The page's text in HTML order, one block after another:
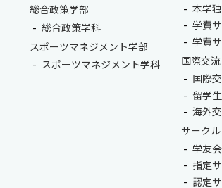
総合政策学部
総合政策学科
スポーツマネジメント学部
スポーツマネジメント学科
本学
学費
学費
国際交流
国際
留学
海外
サークル
学友
指定
認定